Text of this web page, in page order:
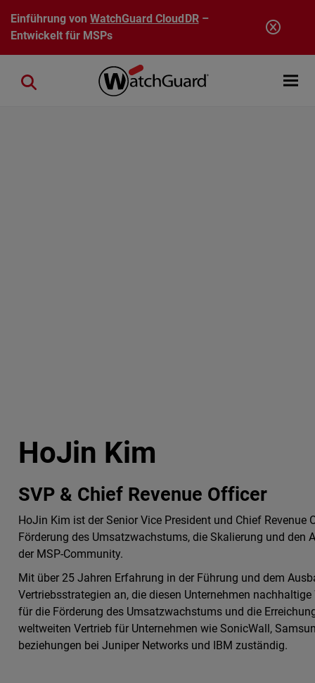
Direkt zum Inhalt
Einführung vonWatchGuard CloudDR–
Entwickelt für MSPs
Open
Close search
HoJin Kim
SVP & Chief Revenue Officer
HoJin Kim ist der Senior Vice President und Chief
Förderung des Umsatzwachstums, die Skalierung und
der MSP-Community.
Mit über 25 Jahren Erfahrung in der Führung und dem
Vertriebsstrategien an, die diesen Unternehmen
für die Förderung des Umsatzwachstums und die
weltweiten Vertrieb für Unternehmen wie SonicWall,
beziehungen bei Juniper Networks und IBM zuständig.